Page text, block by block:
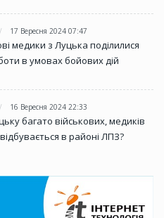
17 Вересня 2024 07:47
медики з Луцька поділилися
в умовах бойових дій
16 Вересня 2024 22:33
багато військових, медиків
в районі ЛПЗ?